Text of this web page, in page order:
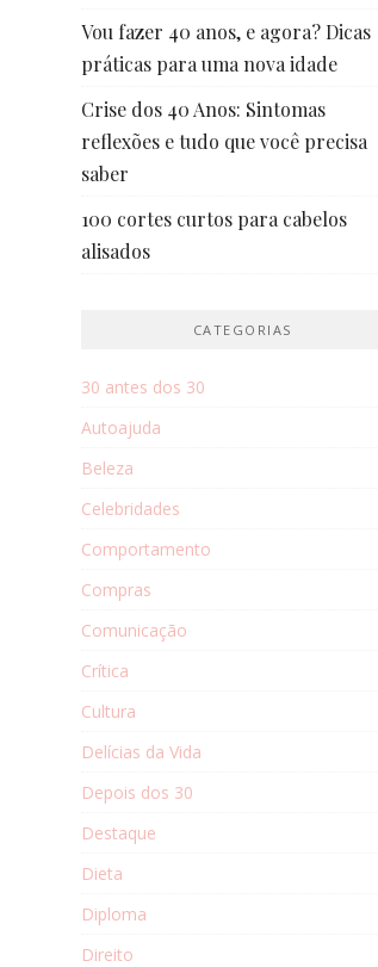
Vou fazer 40 anos, e agora? Dicas
práticas para uma nova idade
Crise dos 40 Anos: Sintomas
reflexões e tudo que você precisa
saber
100 cortes curtos para cabelos
alisados
CATEGORIAS
30 antes dos 30
Autoajuda
Beleza
Celebridades
Comportamento
Compras
Comunicação
Crítica
Cultura
Delícias da Vida
Depois dos 30
Destaque
Dieta
Diploma
Direito